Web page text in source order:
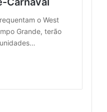
o West
Grande, terão